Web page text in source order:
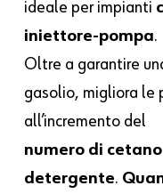
ideale per impianti
iniettore-pompa.
Oltre a garantire
gasolio, migliora le
all’incremento del
numero di cetano
detergente.